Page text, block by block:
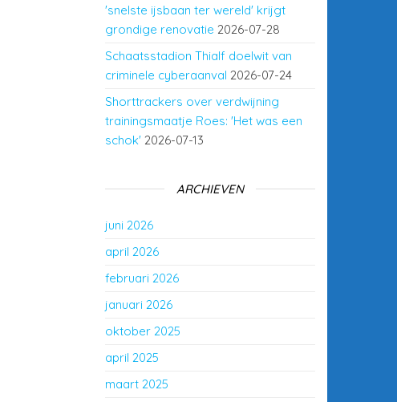
'snelste ijsbaan ter wereld' krijgt
grondige renovatie 2026-07-28
Schaatsstadion Thialf doelwit van
criminele cyberaanval 2026-07-24
Shorttrackers over verdwijning
trainingsmaatje Roes: 'Het was een
schok' 2026-07-13
ARCHIEVEN
juni 2026
april 2026
februari 2026
januari 2026
oktober 2025
april 2025
maart 2025